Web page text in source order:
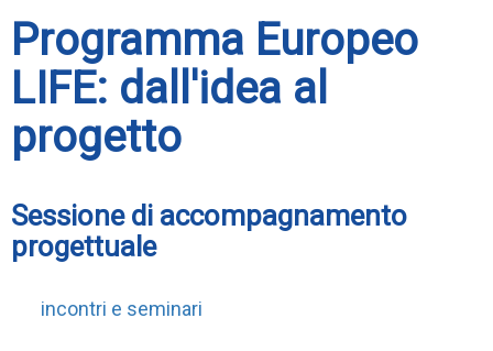
Programma Europeo
LIFE: dall'idea al
progetto
Sessione di accompagnamento
progettuale
incontri e seminari